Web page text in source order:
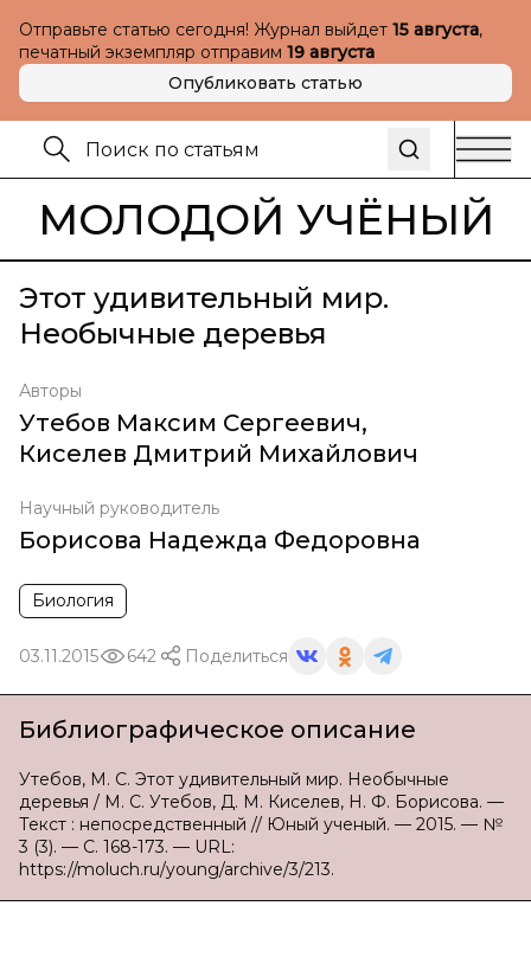
Отправьте статью сегодня! Журнал выйдет 15 августа,
печатный экземпляр отправим 19 августа
Опубликовать статью
МОЛОДОЙ УЧЁНЫЙ
Этот удивительный мир.
Необычные деревья
Авторы
Утебов Максим Сергеевич,
Киселев Дмитрий Михайлович
Научный руководитель
Борисова Надежда Федоровна
Биология
03.11.2015 642 Поделиться
Библиографическое описание
Утебов, М. С. Этот удивительный мир. Необычные
деревья / М. С. Утебов, Д. М. Киселев, Н. Ф. Борисова. —
Текст : непосредственный // Юный ученый. — 2015. — №
3 (3). — С. 168-173. — URL:
https://moluch.ru/young/archive/3/213.